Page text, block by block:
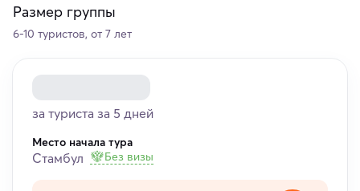
Размер группы
6-10 туристов, от 7 лет
за туриста за 5 дней
Место начала тура
Стамбул Без визы